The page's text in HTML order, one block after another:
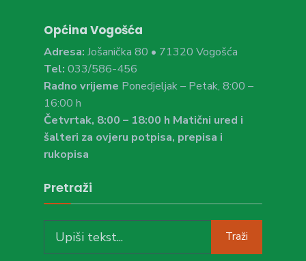
Općina Vogošća
Adresa: Jošanička 80 • 71320 Vogošća
Tel: 033/586-456
Radno vrijeme Ponedjeljak – Petak, 8:00 –
16:00 h
Četvrtak, 8:00 – 18:00 h Matični ured i
šalteri za ovjeru potpisa, prepisa i
rukopisa
Pretraži
for:
Traži